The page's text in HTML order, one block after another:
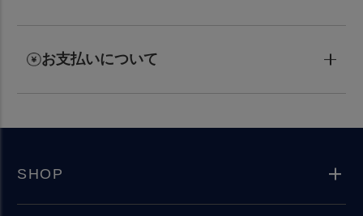
お支払いについて
SHOP